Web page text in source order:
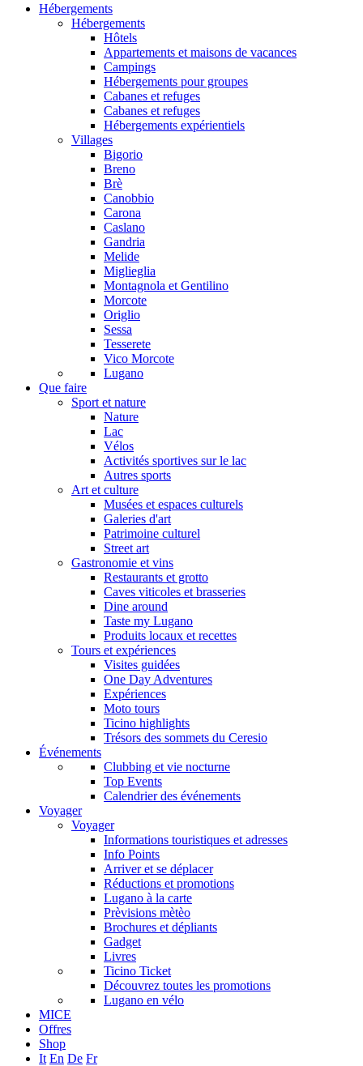
Hébergements
Hébergements
Hôtels
Appartements et maisons de vacances
Campings
Hébergements pour groupes
Cabanes et refuges
Cabanes et refuges
Hébergements expérientiels
Villages
Bigorio
Breno
Brè
Canobbio
Carona
Caslano
Gandria
Melide
Miglieglia
Montagnola et Gentilino
Morcote
Origlio
Sessa
Tesserete
Vico Morcote
Lugano
Que faire
Sport et nature
Nature
Lac
Vélos
Activités sportives sur le lac
Autres sports
Art et culture
Musées et espaces culturels
Galeries d'art
Patrimoine culturel
Street art
Gastronomie et vins
Restaurants et grotto
Caves viticoles et brasseries
Dine around
Taste my Lugano
Produits locaux et recettes
Tours et expériences
Visites guidées
One Day Adventures
Expériences
Moto tours
Ticino highlights
Trésors des sommets du Ceresio
Événements
Clubbing et vie nocturne
Top Events
Calendrier des événements
Voyager
Voyager
Informations touristiques et adresses
Info Points
Arriver et se déplacer
Réductions et promotions
Lugano à la carte
Prèvisions mètèo
Brochures et dépliants
Gadget
Livres
Ticino Ticket
Découvrez toutes les promotions
Lugano en vélo
MICE
Offres
Shop
It En De Fr